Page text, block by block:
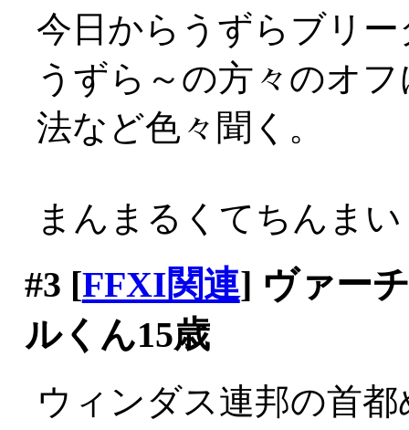
今日からうずらブリー
うずら～の方々のオ
法など色々聞く。
まんまるくてちんま
#3 [FFXI関連] ヴァー
ルくん15歳
ウィンダス連邦の首